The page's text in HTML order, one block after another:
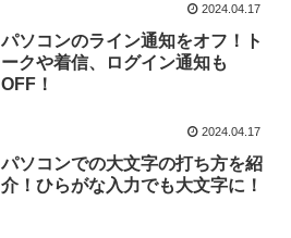
2024.04.17
パソコンのライン通知をオフ！ト
ークや着信、ログイン通知も
OFF！
2024.04.17
パソコンでの大文字の打ち方を紹
介！ひらがな入力でも大文字に！